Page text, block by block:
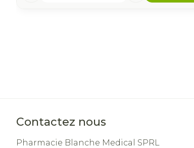
Contactez nous
Pharmacie Blanche Medical SPRL